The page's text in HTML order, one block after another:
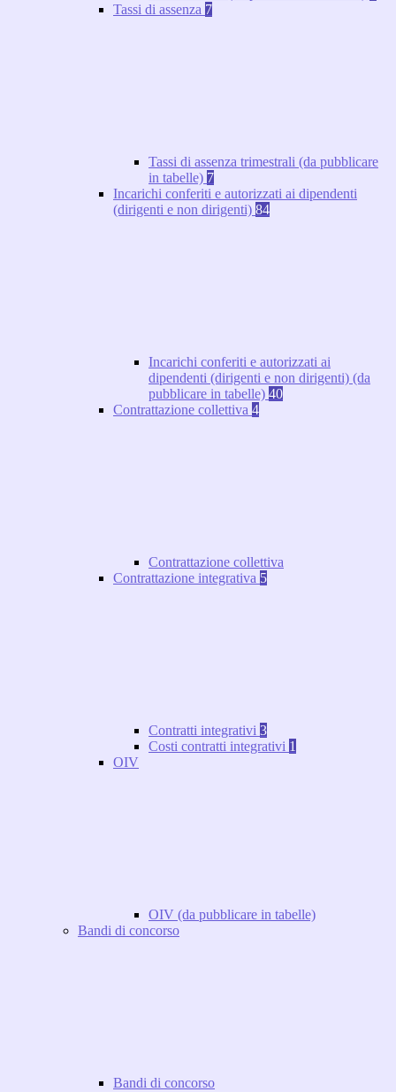
Tassi di assenza 7
Tassi di assenza trimestrali (da pubblicare
in tabelle) 7
Incarichi conferiti e autorizzati ai dipendenti
(dirigenti e non dirigenti) 84
Incarichi conferiti e autorizzati ai
dipendenti (dirigenti e non dirigenti) (da
pubblicare in tabelle) 40
Contrattazione collettiva 4
Contrattazione collettiva
Contrattazione integrativa 5
Contratti integrativi 3
Costi contratti integrativi 1
OIV
OIV (da pubblicare in tabelle)
Bandi di concorso
Bandi di concorso